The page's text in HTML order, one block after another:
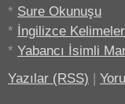
* Sure Okunuşu
* İngilizce
* Yabancı İsimli
Yazılar (RSS) |